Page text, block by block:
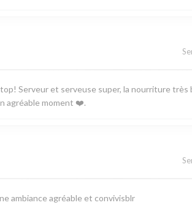
Serveur et serveuse super, la nourriture
agréable moment ❤️.
ambiance agréable et convivisblr